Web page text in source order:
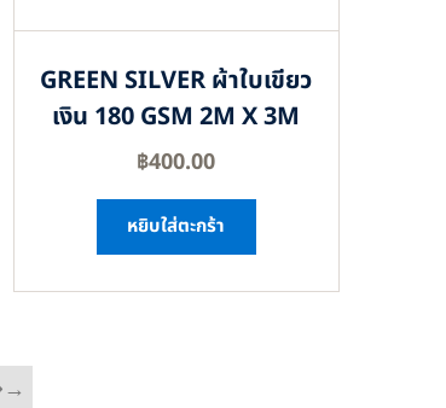
GREEN SILVER ผ้าใบเขียว
เงิน 180 GSM 2M X 3M
฿400.00
หยิบใส่ตะกร้า
→